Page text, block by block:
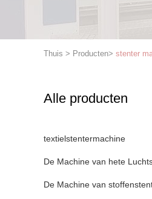
Thuis > Producten> stenter
Alle producten
textielstentermachine
De Machine van hete
De Machine van